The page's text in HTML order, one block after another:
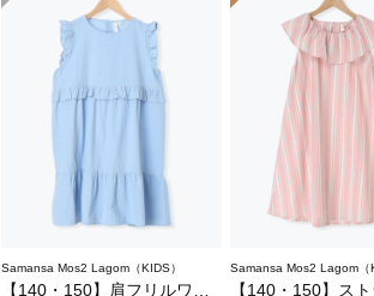
Samansa Mos2 Lagom（KIDS）
【140・150】肩フリルワンピース
Samansa Mos2 Lagom（
【140・150】ストライプフリルカ